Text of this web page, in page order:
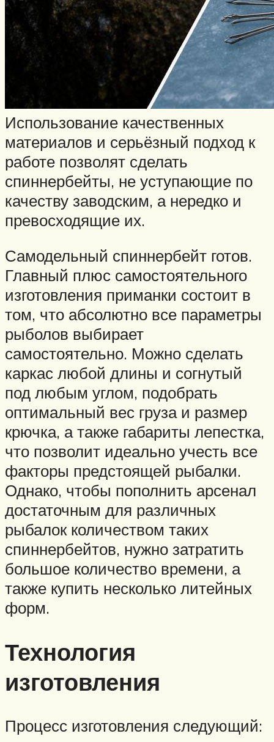
Использование качественных
материалов и серьёзный подход к
работе позволят сделать
спиннербейты, не уступающие по
качеству заводским, а нередко и
превосходящие их.
Самодельный спиннербейт готов.
Главный плюс самостоятельного
изготовления приманки состоит в
том, что абсолютно все параметры
рыболов выбирает
самостоятельно. Можно сделать
каркас любой длины и согнутый
под любым углом, подобрать
оптимальный вес груза и размер
крючка, а также габариты лепестка,
что позволит идеально учесть все
факторы предстоящей рыбалки.
Однако, чтобы пополнить арсенал
достаточным для различных
рыбалок количеством таких
спиннербейтов, нужно затратить
большое количество времени, а
также купить несколько литейных
форм.
Технология
изготовления
Процесс изготовления следующий: